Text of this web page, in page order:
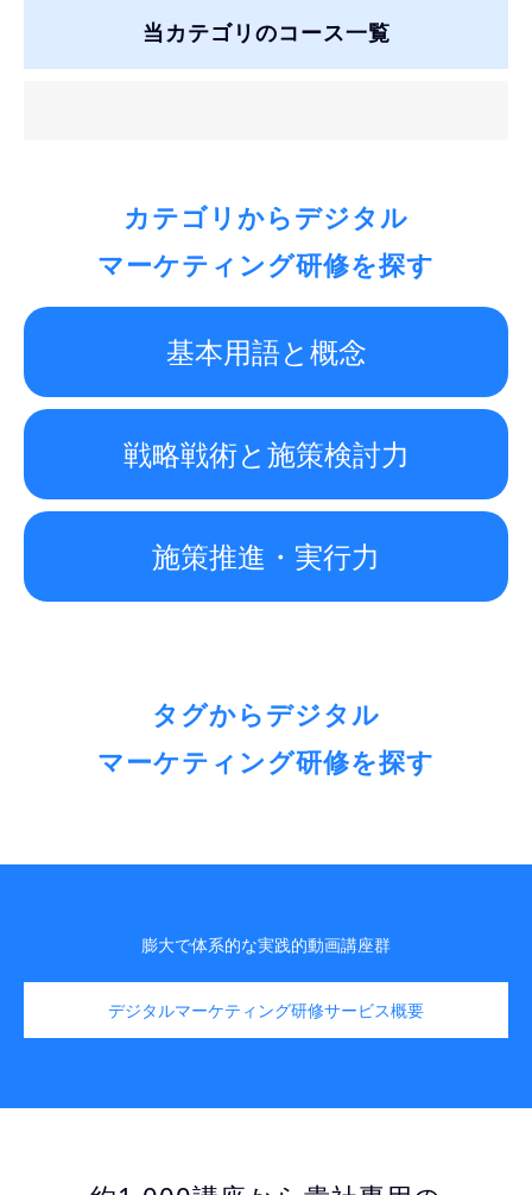
当カテゴリのコース一覧
カテゴリからデジタル
マーケティング研修を探す
基本用語と概念
戦略戦術と施策検討力
施策推進・実行力
タグからデジタル
マーケティング研修を探す
膨大で体系的な実践的動画講座群
デジタルマーケティング研修サービス概要